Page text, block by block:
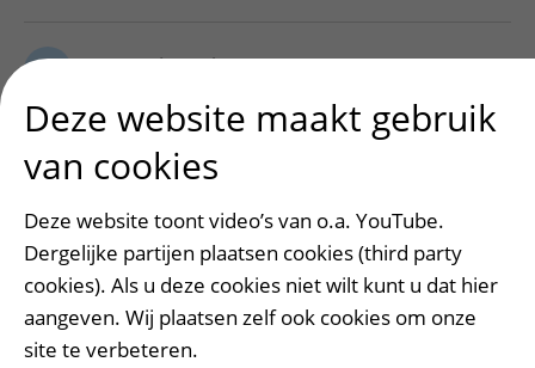
O Oogonderzoek
R Ruggenprik (Lumbaalpunctie - voor kinderen)
Deze website maakt gebruik
van cookies
Deze website toont video’s van o.a. YouTube.
Dergelijke partijen plaatsen cookies (third party
cookies). Als u deze cookies niet wilt kunt u dat hier
aangeven. Wij plaatsen zelf ook cookies om onze
site te verbeteren.